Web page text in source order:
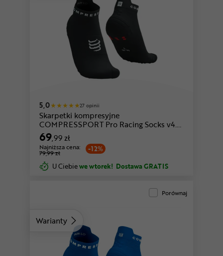
5,0 27 opinii
Skarpetki kompresyjne
COMPRESSPORT Pro Racing Socks v4.0
Run Low
69,99 zł
-12%
Najniższa cena:
79,99 zł
U Ciebiewe wtorek! Dostawa GRATIS
Warianty
Porównaj